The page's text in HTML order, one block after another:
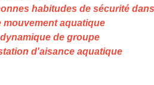
habitudes de sécurité
mouvement aquatique
de groupe
d'aisance aquatique